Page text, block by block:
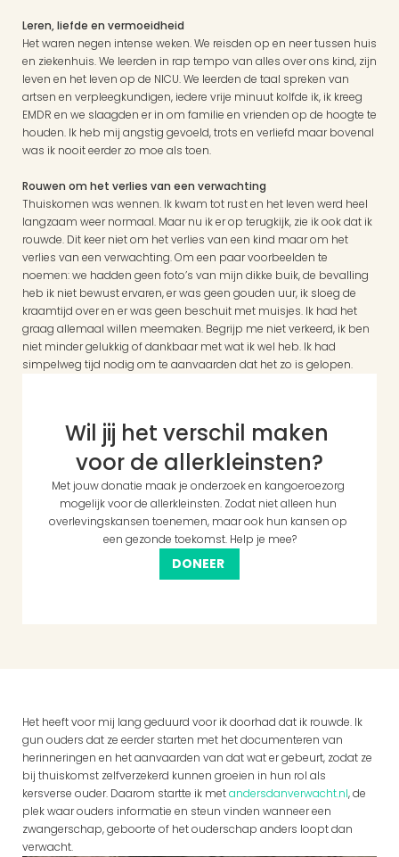
Leren, liefde en vermoeidheid
Het waren negen intense weken. We reisden op en neer tussen huis
en ziekenhuis. We leerden in rap tempo van alles over ons kind, zijn
leven en het leven op de NICU. We leerden de taal spreken van
artsen en verpleegkundigen, iedere vrije minuut kolfde ik, ik kreeg
EMDR en we slaagden er in om familie en vrienden op de hoogte te
houden. Ik heb mij angstig gevoeld, trots en verliefd maar bovenal
was ik nooit eerder zo moe als toen.
Rouwen om het verlies van een verwachting
Thuiskomen was wennen. Ik kwam tot rust en het leven werd heel
langzaam weer normaal. Maar nu ik er op terugkijk, zie ik ook dat ik
rouwde. Dit keer niet om het verlies van een kind maar om het
verlies van een verwachting. Om een paar voorbeelden te
noemen: we hadden geen foto’s van mijn dikke buik, de bevalling
heb ik niet bewust ervaren, er was geen gouden uur, ik sloeg de
kraamtijd over en er was geen beschuit met muisjes. Ik had het
graag allemaal willen meemaken. Begrijp me niet verkeerd, ik ben
niet minder gelukkig of dankbaar met wat ik wel heb. Ik had
simpelweg tijd nodig om te aanvaarden dat het zo is gelopen.
Wil jij het verschil maken
voor de allerkleinsten?
Met jouw donatie maak je onderzoek en kangoeroezorg
mogelijk voor de allerkleinsten. Zodat niet alleen hun
overlevingskansen toenemen, maar ook hun kansen op
een gezonde toekomst. Help je mee?
DONEER
Het heeft voor mij lang geduurd voor ik doorhad dat ik rouwde. Ik
gun ouders dat ze eerder starten met het documenteren van
herinneringen en het aanvaarden van dat wat er gebeurt, zodat ze
bij thuiskomst zelfverzekerd kunnen groeien in hun rol als
kersverse ouder. Daarom startte ik met andersdanverwacht.nl, de
plek waar ouders informatie en steun vinden wanneer een
zwangerschap, geboorte of het ouderschap anders loopt dan
verwacht.